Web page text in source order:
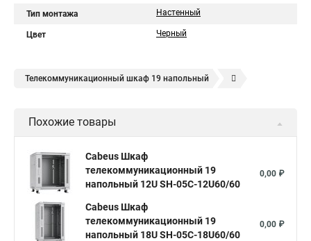
Тип монтажа Настенный
Цвет Черный
Телекоммуникационный шкаф 19 напольный
Шкаф настенный 19
Похожие товары
Cabeus Шкаф
телекоммуникационный 19
напольный 12U SH-05C-12U60/60
0,00 ₽
Cabeus Шкаф
телекоммуникационный 19
напольный 18U SH-05C-18U60/60
0,00 ₽